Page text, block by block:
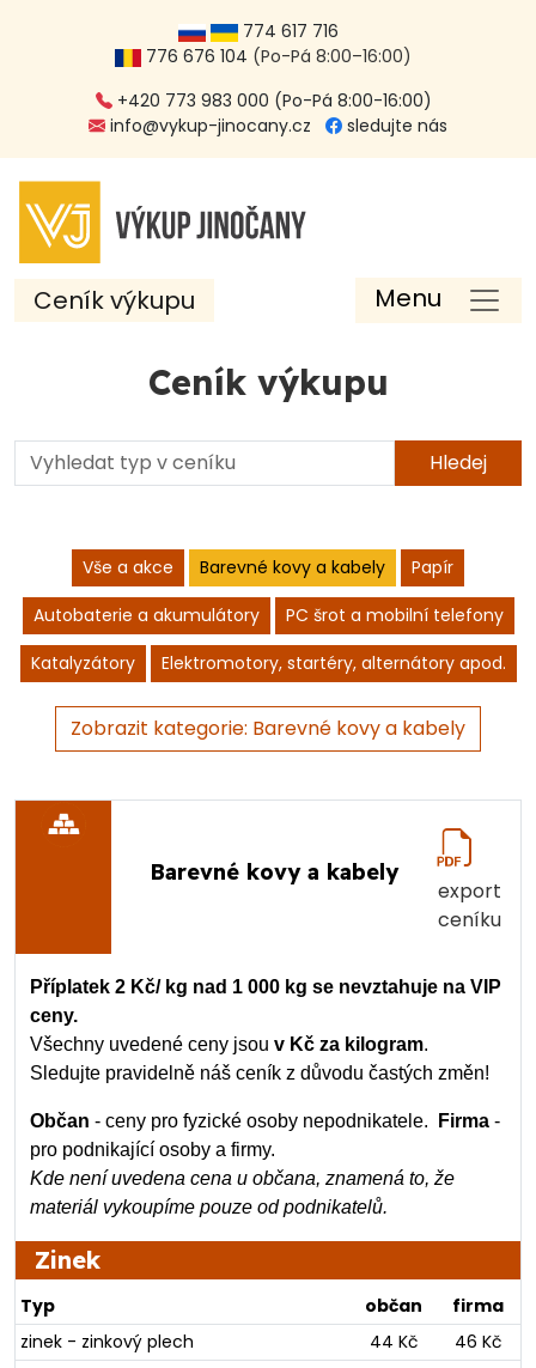
774 617 716
776 676 104 (Po-Pá 8:00–16:00)
+420 773 983 000 (Po-Pá 8:00-16:00)
info@vykup-jinocany.cz
sledujte nás
Ceník výkupu Menu
Ceník výkupu
Hledej
Vše a akce Barevné kovy a kabely
Papír
Autobaterie a akumulátory
PC šrot a mobilní telefony
Katalyzátory
Elektromotory, startéry, alternátory apod.
Zobrazit kategorie: Barevné kovy a kabely
Barevné kovy a kabely
export
ceníku
Příplatek 2 Kč/ kg nad 1 000 kg se nevztahuje na VIP
ceny.
Všechny uvedené ceny jsou v Kč za kilogram.
Sledujte pravidelně náš ceník z důvodu častých změn!
Občan - ceny pro fyzické osoby nepodnikatele. Firma -
pro podnikající osoby a firmy.
Kde není uvedena cena u občana, znamená to, že
materiál vykoupíme pouze od podnikatelů.
Zinek
Typ občan
firma
zinek - zinkový plech
44 Kč
46 Kč